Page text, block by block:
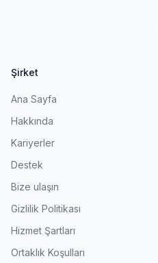
Şirket
Ana Sayfa
Hakkında
Kariyerler
Destek
Bize ulaşın
Gizlilik Politikası
Hizmet Şartları
Ortaklık Koşulları